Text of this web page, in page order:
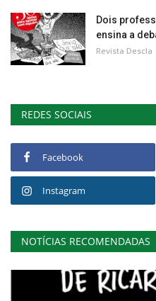
Dois
ensina a
Revista Descla
REDES SOCIAIS
Facebook
Instagram
NOTÍCIAS RECOMENDADAS